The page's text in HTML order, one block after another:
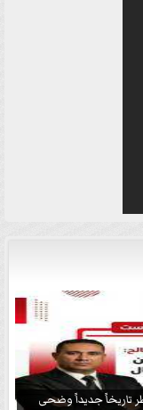
تاريخاً جديداً وضحى